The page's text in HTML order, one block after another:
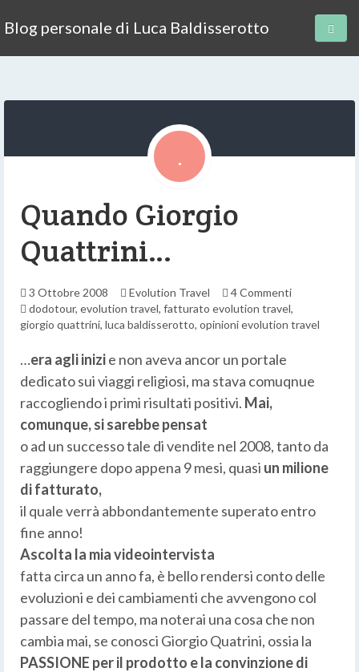
Blog personale di Luca Baldisserotto
Quando Giorgio
Quattrini…
3 Ottobre 2008 Evolution Travel
4 Commenti
dodotour, evolution travel, fatturato evolution travel,
giorgio quattrini, luca baldisserotto, opinioni evolution travel
…era agli inizie non aveva ancor un portale
dedicato sui viaggi religiosi, ma stava comuqnue
raccogliendo i primi risultati positivi. Mai,
comunque, si sarebbe pensat
o ad un successo tale di vendite nel 2008, tanto da
raggiungere dopo appena 9 mesi, quasi un milione
di fatturato,
il quale verrà abbondantemente superato entro
fine anno!
Ascolta la mia videointervista
fatta circa un anno fa, è bello rendersi conto delle
evoluzioni e dei cambiamenti che avvengono col
passare del tempo, ma noterai una cosa che non
cambia mai, se conosci Giorgio Quatrini, ossia la
PASSIONE per il prodotto e la convinzione di